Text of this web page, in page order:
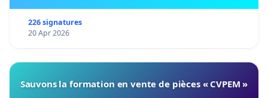
226 signatures
20 Apr 2026
Sauvons la formation en vente de pièces « CVPEM »